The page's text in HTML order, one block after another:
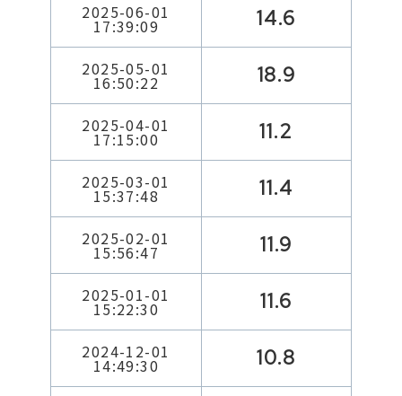
2025-06-01
17:39:09 14.6
2025-05-01
16:50:22 18.9
2025-04-01
17:15:00 11.2
2025-03-01
15:37:48 11.4
2025-02-01
15:56:47 11.9
2025-01-01
15:22:30 11.6
2024-12-01
14:49:30 10.8